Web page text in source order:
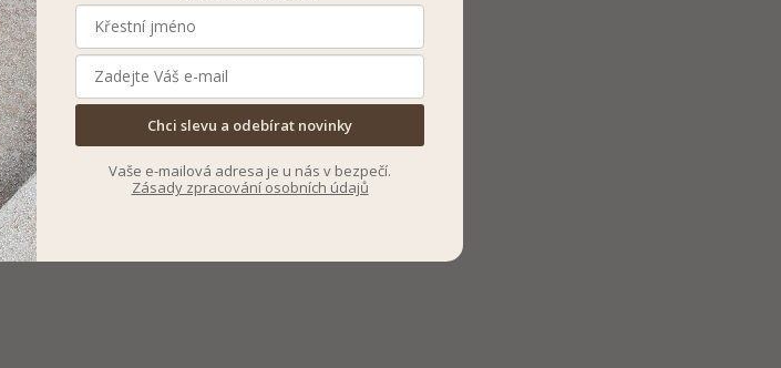
Chci slevu a odebírat novinky
Vaše e-mailová adresa je u nás v bezpečí.
Zásady zpracování osobních údajů